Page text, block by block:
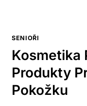
SENIOŘI
Kosmetika
Produkty
Pokožku